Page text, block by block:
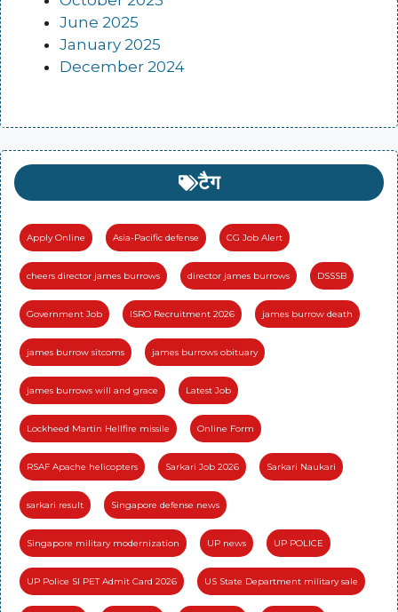
June 2025
January 2025
December 2024
टैग
Apply Online Asia-Pacific defense CG Job Alert
cheers director james burrows director james burrows DSSSB
Government Job ISRO Recruitment 2026 james burrow death
james burrow sitcoms james burrows obituary
james burrows will and grace Latest Job
Lockheed Martin Hellfire missile Online Form
RSAF Apache helicopters Sarkari Job 2026 Sarkari Naukari
sarkari result Singapore defense news
Singapore military modernization UP news UP POLICE
UP Police SI PET Admit Card 2026 US State Department military sale